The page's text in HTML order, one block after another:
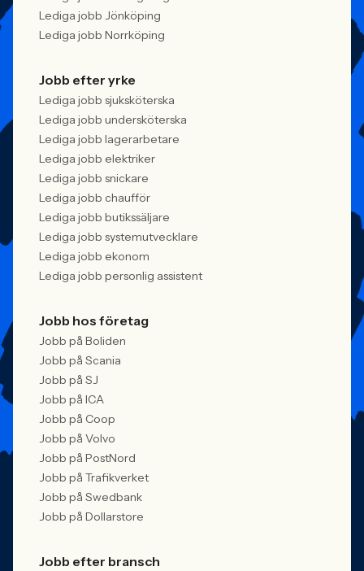
Lediga jobb Jönköping
Lediga jobb Norrköping
Jobb efter yrke
Lediga jobb sjuksköterska
Lediga jobb undersköterska
Lediga jobb lagerarbetare
Lediga jobb elektriker
Lediga jobb snickare
Lediga jobb chaufför
Lediga jobb butikssäljare
Lediga jobb systemutvecklare
Lediga jobb ekonom
Lediga jobb personlig assistent
Jobb hos företag
Jobb på Boliden
Jobb på Scania
Jobb på SJ
Jobb på ICA
Jobb på Coop
Jobb på Volvo
Jobb på PostNord
Jobb på Trafikverket
Jobb på Swedbank
Jobb på Dollarstore
Jobb efter bransch